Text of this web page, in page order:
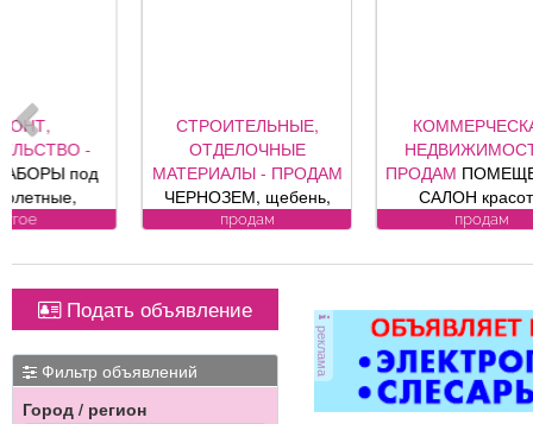
СТРОИТЕЛЬНЫЕ,
ОТДЕЛОЧНЫЕ
МАТЕРИАЛЫ - ПРОДАМ
ЧЕРНОЗЕМ, щебень,
другие под заказ,
возможна доставка.
Вывоз мусора.
КОММЕРЧЕСКАЯ
НЕДВИЖИМОСТЬ -
ПРОДАМПОМЕЩЕНИЕ,
САЛОН красоты
«Оазис», площадь 88, 8
Юдина, 1, хороший
оборудованием,
имеется парковка, торг
уместен.
Подать объявление
Фильтр объявлений
Город / регион
реклама